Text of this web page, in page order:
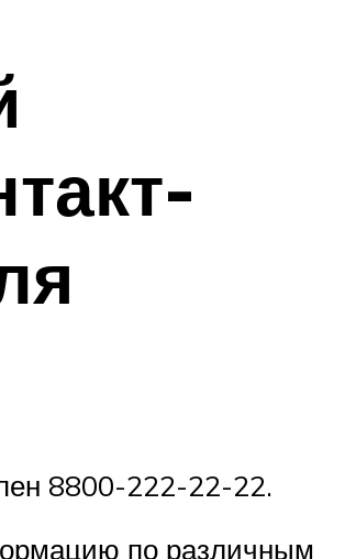
8800-222-22-22.
по различным